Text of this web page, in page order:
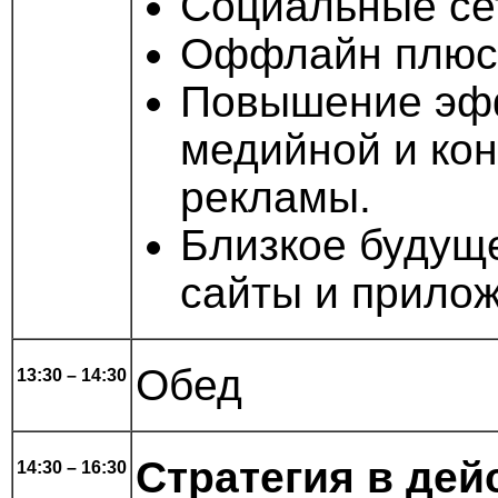
Оффлайн
Повышение
медийной и
рекламы.
Близкое
сайты и
13:30 – 14:30 Обед
14:30 – 16:30 Стратегия в